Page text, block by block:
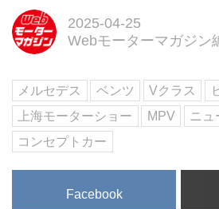
バン エレク
ン アーキテ
ースとした
モデルを発
2025-04-25
Webモーターマガジン
メルセデス ベンツ Vクラス
上海モーターショー
MPV ニュ
コンセプトカー
Facebook